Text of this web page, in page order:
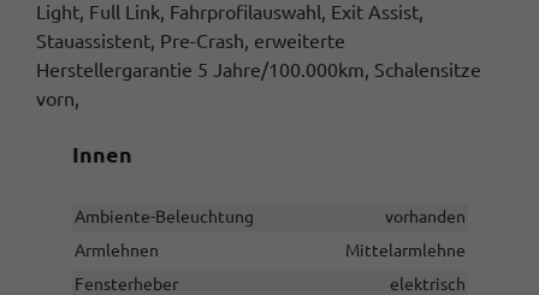
Light, Full Link, Fahrprofilauswahl, Exit Assist,
Stauassistent, Pre-Crash, erweiterte
Herstellergarantie 5 Jahre/100.000km, Schalensitze
vorn,
Innen
Ambiente-Beleuchtung
vorhanden
Armlehnen
Mittelarmlehne
Fensterheber
elektrisch